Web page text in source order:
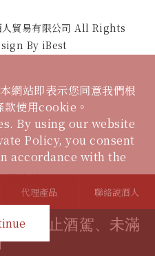
、禁止酒駕、未滿
貿易有限公司 All Rights
By iBest
網站即表示您同意我們根
款使用cookie。
By using our website
Policy, you consent
accordance with the
權政策 / Privacy Policy
代理產品 聯絡說酒人